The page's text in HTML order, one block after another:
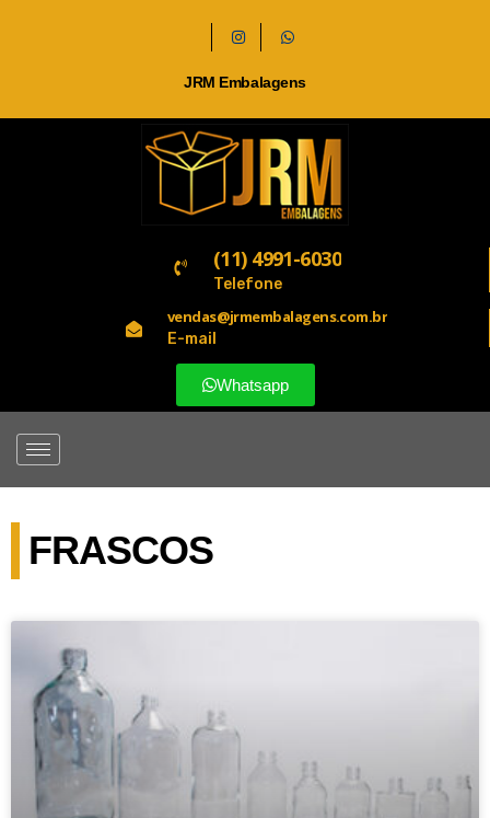
JRM Embalagens
(11) 4991-6030
Telefone
vendas@jrmembalagens.com.br
E-mail
Whatsapp
FRASCOS